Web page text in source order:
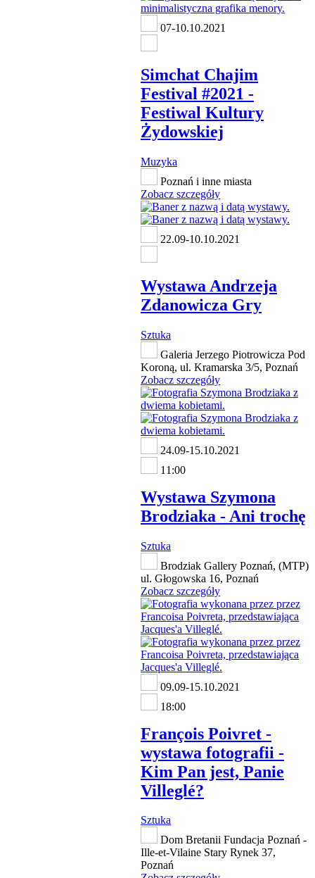
07-10.10.2021
Simchat Chajim
Festival #2021 -
Festiwal Kultury
Żydowskiej
Muzyka
Poznań i inne miasta
Zobacz szczegóły
22.09-10.10.2021
Wystawa Andrzeja
Zdanowicza Gry
Sztuka
Galeria Jerzego Piotrowicza Pod
Koroną, ul. Kramarska 3/5, Poznań
Zobacz szczegóły
24.09-15.10.2021
11:00
Wystawa Szymona
Brodziaka - Ani trochę
Sztuka
Brodziak Gallery Poznań, (MTP)
ul. Głogowska 16, Poznań
Zobacz szczegóły
09.09-15.10.2021
18:00
François Poivret -
wystawa fotografii -
Kim Pan jest, Panie
Villeglé?
Sztuka
Dom Bretanii Fundacja Poznań -
Ille-et-Vilaine Stary Rynek 37,
Poznań